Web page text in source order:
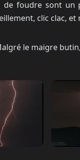
foudre sont
clic clac,
le maigre